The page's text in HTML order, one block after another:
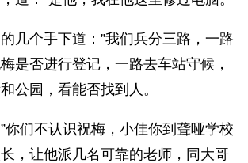
几个手下道：”我们兵分三路，一路
是否进行登记，一路去车站守候，
公园，看能否找到人。
你们不认识祝梅，小佳你到聋哑学校
，让他派几名可靠的老师，同大哥